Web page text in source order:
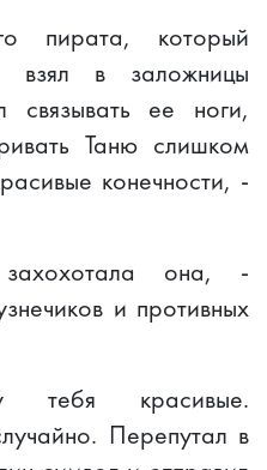
пирата, который
взял в заложницы
ее ноги,
Таню слишком
конечности, -
она, -
и противных
красивые.
Перепутал в